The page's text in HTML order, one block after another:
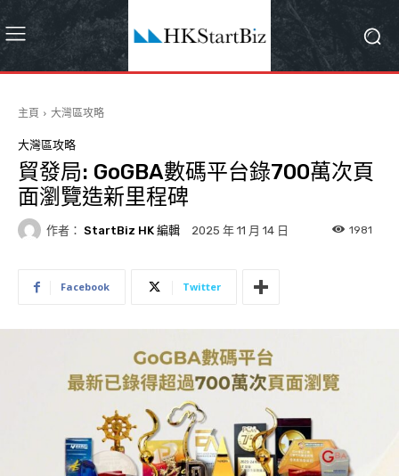
主頁 大灣區攻略
大灣區攻略
貿發局: GoGBA數碼平台錄700萬次頁
面瀏覽造新里程碑
作者： StartBiz HK 編輯 2025 年 11 月 14 日 1981
Facebook Twitter